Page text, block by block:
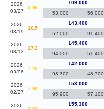
2026
03/27
5.99
109,000
53,000
56,000
2026
03/19
16.5
143,400
52,000
91,400
2026
03/13
17.3
145,400
94,000
51,400
2026
03/06
7.25
142,000
93,300
48,700
2026
02/27
7.93
153,000
95,900
57,100
2026 155,300